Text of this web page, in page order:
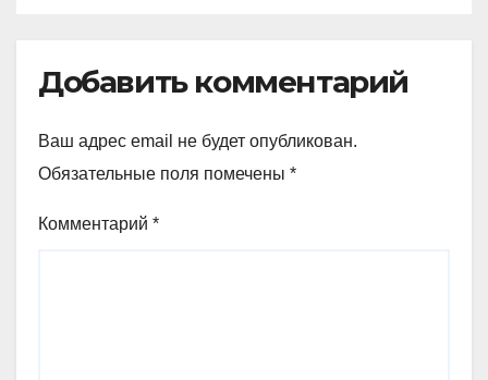
Добавить комментарий
Ваш адрес email не будет опубликован.
Обязательные поля помечены *
Комментарий *